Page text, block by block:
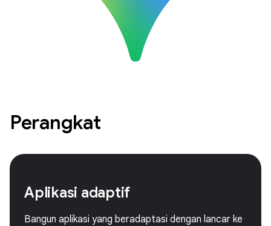
Perangkat
Aplikasi adaptif
Bangun aplikasi yang beradaptasi dengan lancar ke